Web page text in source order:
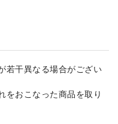
若干異なる場合がござい
をおこなった商品を取り